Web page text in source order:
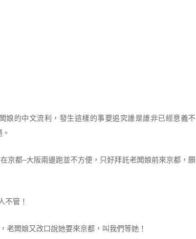
的中文流利，發生這樣的事要追究誰是誰非已經意義不
都–大阪兩邊跑並不方便，只好拜託老闆娘前來京都，願
管！
闆娘又改口說她要來京都，叫我們等她！